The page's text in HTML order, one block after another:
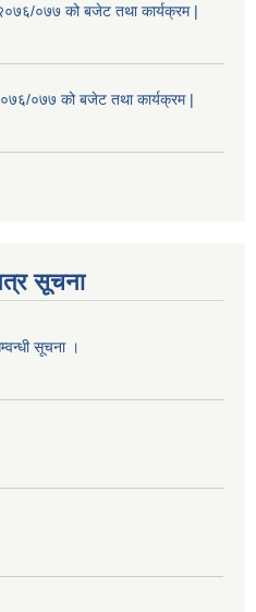
०७७ को बजेट तथा कार्यक्रम |
०७७ को बजेट तथा कार्यक्रम |
सूचना
सूचना ।